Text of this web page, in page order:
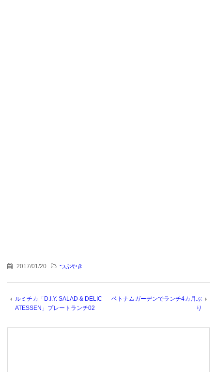
2017/01/20 つぶやき
ルミチカ「D.I.Y. SALAD & DELIC
ATESSEN」プレートランチ02
ベトナムガーデンでランチ4カ月ぶ
り